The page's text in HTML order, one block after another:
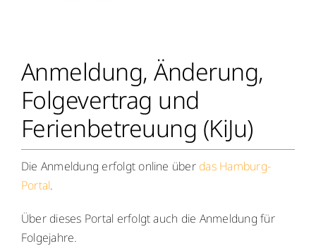
Anmeldung, Änderung,
Folgevertrag und
Ferienbetreuung (KiJu)
Die Anmeldung erfolgt online über das Hamburg-
Portal.
Über dieses Portal erfolgt auch die Anmeldung für
Folgejahre.